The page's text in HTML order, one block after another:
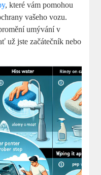
, které vám pomohou
vašeho vozu.
umývání v
už jste začátečník nebo